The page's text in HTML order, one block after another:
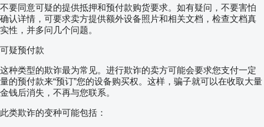
不要同意可疑的提供抵押和预付款购货要求。如有疑问，不要害怕
确认详情，可要求卖方提供额外设备照片和相关文档，检查文档真
实性，并多问几个问题。
可疑预付款
这种类型的欺诈最为常见。进行欺诈的卖方可能会要求您支付一定
量的预付款来“预订”您的设备购买权。这样，骗子就可以在收取大量
金钱后消失，不再与您联系。
此类欺诈的变种可能包括：